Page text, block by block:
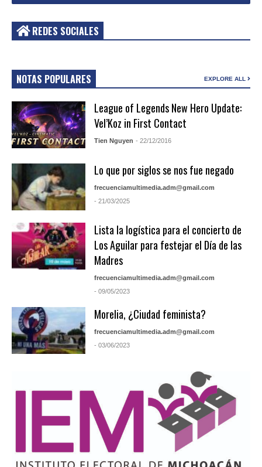
REDES SOCIALES
NOTAS POPULARES EXPLORE ALL
League of Legends New Hero Update:
Vel’Koz in First Contact
Tien Nguyen - 22/12/2016
Lo que por siglos se nos fue negado
frecuenciamultimedia.adm@gmail.com
- 21/03/2025
Lista la logística para el concierto de
Los Aguilar para festejar el Día de las
Madres
frecuenciamultimedia.adm@gmail.com
- 09/05/2023
Morelia, ¿Ciudad feminista?
frecuenciamultimedia.adm@gmail.com
- 03/06/2023